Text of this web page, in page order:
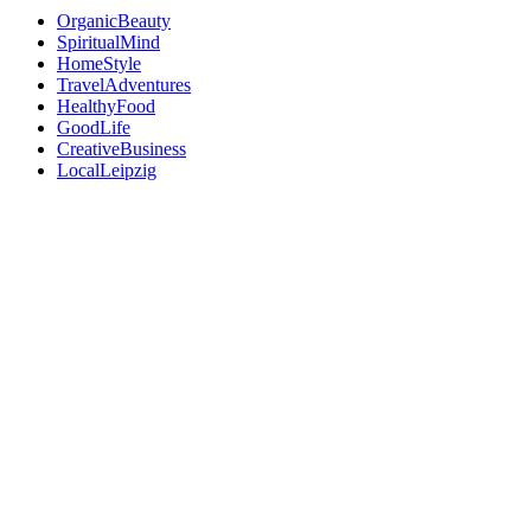
OrganicBeauty
SpiritualMind
HomeStyle
TravelAdventures
HealthyFood
GoodLife
CreativeBusiness
LocalLeipzig